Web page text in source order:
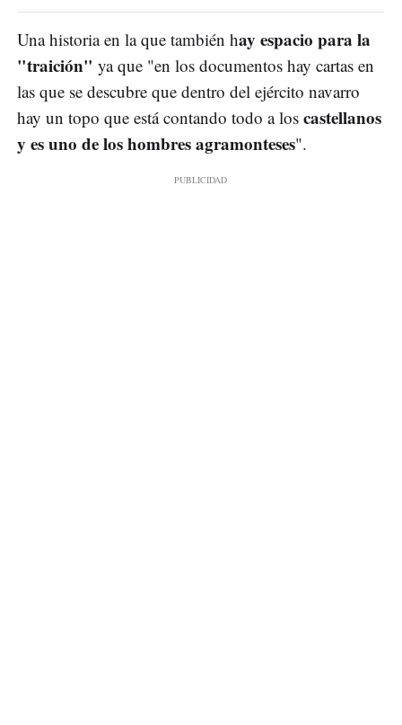
Una historia en la que también hay espacio para la
"traición" ya que "en los documentos hay cartas en
las que se descubre que dentro del ejército navarro
hay un topo que está contando todo a los castellanos
y es uno de los hombres agramonteses".